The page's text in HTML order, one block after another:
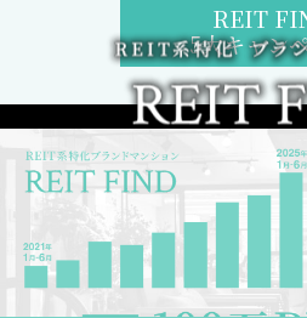
REIT
5大キャン